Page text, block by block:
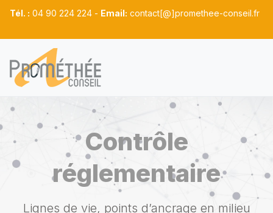
Tél. : 04 90 224 224 - Email: contact[@]promethee-conseil.fr
Contrôle
réglementaire
Lignes de vie, points d’ancrage en milieu